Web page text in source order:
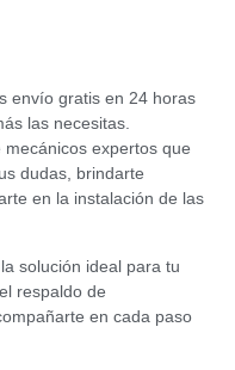
envío gratis en 24 horas
las necesitas.
expertos que
dudas, brindarte
en la instalación de las
solución ideal para tu
respaldo de
en cada paso